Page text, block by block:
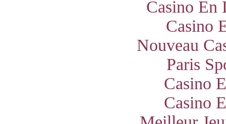
Casino En
Casino
Nouveau
Paris
Casino
Casino